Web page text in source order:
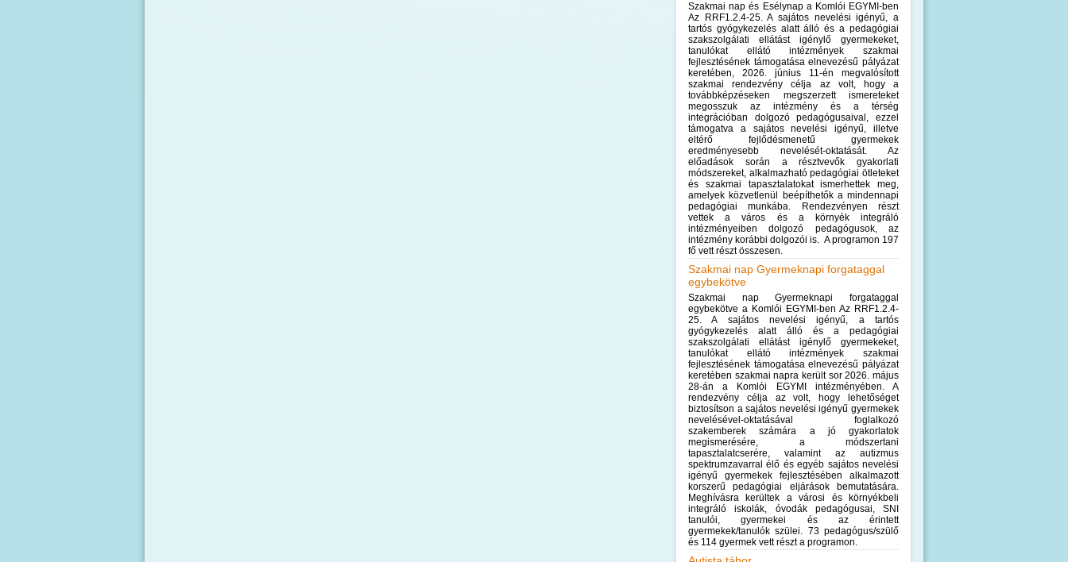
Szakmai nap és Esélynap a Komlói EGYMI-ben
Az RRF1.2.4-25. A sajátos nevelési igényű, a
tartós gyógykezelés alatt álló és a pedagógiai
szakszolgálati ellátást igénylő gyermekeket,
tanulókat ellátó intézmények szakmai
fejlesztésének támogatása elnevezésű pályázat
keretében, 2026. június 11-én megvalósított
szakmai rendezvény célja az volt, hogy a
továbbképzéseken megszerzett ismereteket
megosszuk az intézmény és a térség
integrációban dolgozó pedagógusaival, ezzel
támogatva a sajátos nevelési igényű, illetve
eltérő fejlődésmenetű gyermekek
eredményesebb nevelését-oktatását. Az
előadások során a résztvevők gyakorlati
módszereket, alkalmazható pedagógiai ötleteket
és szakmai tapasztalatokat ismerhettek meg,
amelyek közvetlenül beépíthetők a mindennapi
pedagógiai munkába. Rendezvényen részt
vettek a város és a környék integráló
intézményeiben dolgozó pedagógusok, az
intézmény korábbi dolgozói is. A programon 197
fő vett részt összesen.
Szakmai nap Gyermeknapi forgataggal
egybekötve
Szakmai nap Gyermeknapi forgataggal
egybekötve a Komlói EGYMI-ben Az RRF1.2.4-
25. A sajátos nevelési igényű, a tartós
gyógykezelés alatt álló és a pedagógiai
szakszolgálati ellátást igénylő gyermekeket,
tanulókat ellátó intézmények szakmai
fejlesztésének támogatása elnevezésű pályázat
keretében szakmai napra került sor 2026. május
28-án a Komlói EGYMI intézményében. A
rendezvény célja az volt, hogy lehetőséget
biztosítson a sajátos nevelési igényű gyermekek
nevelésével-oktatásával foglalkozó
szakemberek számára a jó gyakorlatok
megismerésére, a módszertani
tapasztalatcserére, valamint az autizmus
spektrumzavarral élő és egyéb sajátos nevelési
igényű gyermekek fejlesztésében alkalmazott
korszerű pedagógiai eljárások bemutatására.
Meghívásra kerültek a városi és környékbeli
integráló iskolák, óvodák pedagógusai, SNI
tanulói, gyermekei és az érintett
gyermekek/tanulók szülei. 73 pedagógus/szülő
és 114 gyermek vett részt a programon.